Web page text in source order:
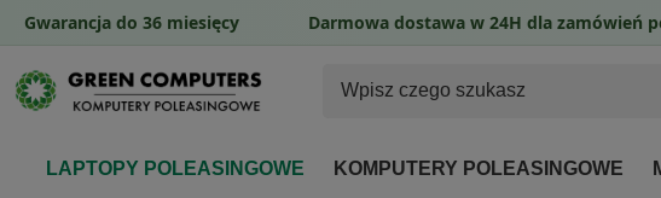
LAPTOPY POLEASINGOWE KOMPUTERY POLEASINGOWE
Gwarancja do 36 miesięcy Darmowa dostawa w 24H dla zamówień